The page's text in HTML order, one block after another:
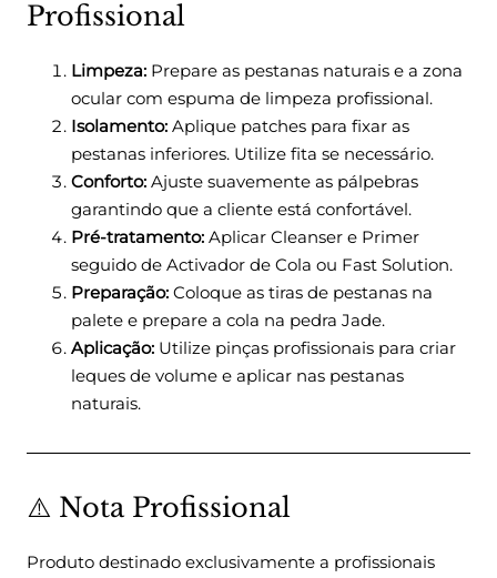
Profissional
Limpeza: Prepare as pestanas naturais e a zona
ocular com espuma de limpeza profissional.
Isolamento: Aplique patches para fixar as
pestanas inferiores. Utilize fita se necessário.
Conforto: Ajuste suavemente as pálpebras
garantindo que a cliente está confortável.
Pré-tratamento: Aplicar Cleanser e Primer
seguido de Activador de Cola ou Fast Solution.
Preparação: Coloque as tiras de pestanas na
palete e prepare a cola na pedra Jade.
Aplicação: Utilize pinças profissionais para criar
leques de volume e aplicar nas pestanas
naturais.
⚠️ Nota Profissional
Produto destinado exclusivamente a profissionais